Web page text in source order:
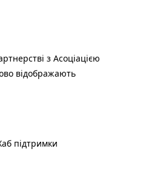
з Асоціацією
відображають
підтримки